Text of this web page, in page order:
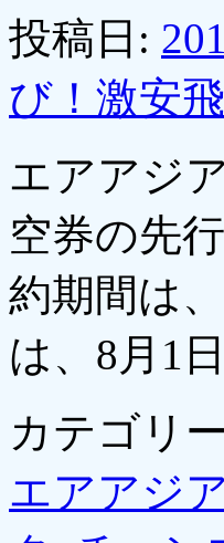
投稿日:
び！激安
エアアジ
空券の先
約期間は
は、8月1
カテゴリ
エアアジ